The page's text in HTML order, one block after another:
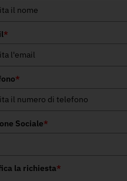
*
*
Sociale*
la richiesta*